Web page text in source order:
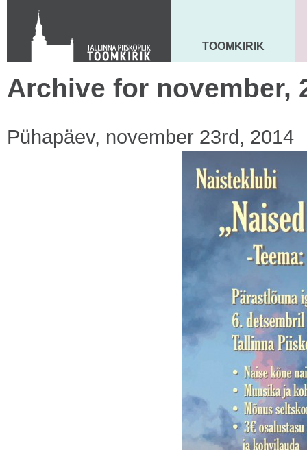
Toom-Kooli 6, 10130 TALLINN
tallinna.toom
+372 644 4140
MAARJA KIRIK
TOOMKIRIK
Archive for november,
Pühapäev, november 23rd, 2014